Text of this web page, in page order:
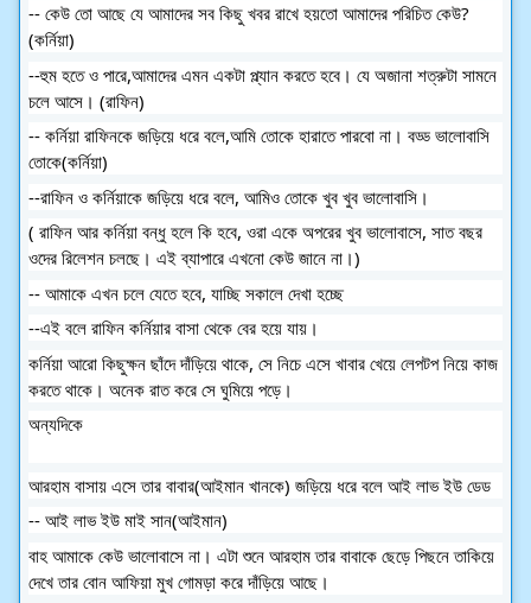
-- কেউ তো আছে যে আমাদের সব কিছু খবর রাখে হয়তো আমাদের পরিচিত কেউ?
(কর্নিয়া)
--হুম হতে ও পারে,আমাদের এমন একটা প্ল্যান করতে হবে। যে অজানা শত্রুটা সামনে
চলে আসে। (রাফিন)
-- কর্নিয়া রাফিনকে জড়িয়ে ধরে বলে,আমি তোকে হারাতে পারবো না। বড্ড ভালোবাসি
তোকে(কর্নিয়া)
--রাফিন ও কর্নিয়াকে জড়িয়ে ধরে বলে, আমিও তোকে খুব খুব ভালোবাসি।
( রাফিন আর কর্নিয়া বন্ধু হলে কি হবে, ওরা একে অপরের খুব ভালোবাসে, সাত বছর
ওদের রিলেশন চলছে। এই ব্যাপারে এখনো কেউ জানে না।)
-- আমাকে এখন চলে যেতে হবে, যাচ্ছি সকালে দেখা হচ্ছে
--এই বলে রাফিন কর্নিয়ার বাসা থেকে বের হয়ে যায়।
কর্নিয়া আরো কিছুক্ষন ছাঁদে দাঁড়িয়ে থাকে, সে নিচে এসে খাবার খেয়ে লেপটপ নিয়ে কাজ
করতে থাকে। অনেক রাত করে সে ঘুমিয়ে পড়ে।
অন্যদিকে
আরহাম বাসায় এসে তার বাবার(আইমান খানকে) জড়িয়ে ধরে বলে আই লাভ ইউ ডেড
-- আই লাভ ইউ মাই সান(আইমান)
বাহ আমাকে কেউ ভালোবাসে না। এটা শুনে আরহাম তার বাবাকে ছেড়ে পিছনে তাকিয়ে
দেখে তার বোন আফিয়া মুখ গোমড়া করে দাঁড়িয়ে আছে।